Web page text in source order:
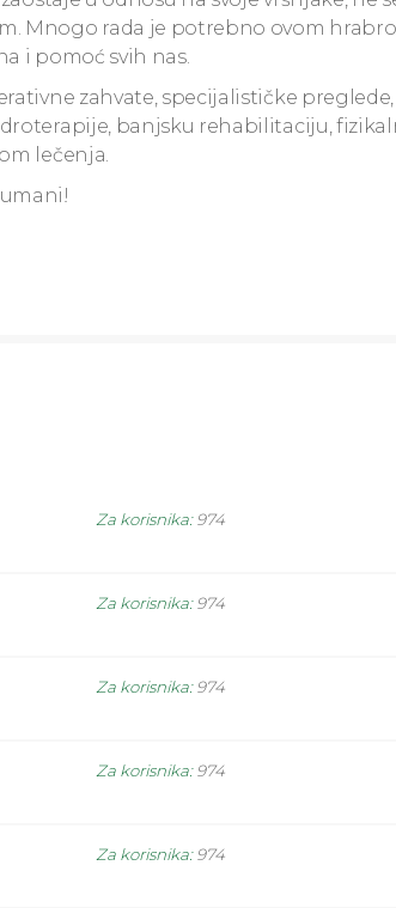
Mnogo rada je potrebno ovom
i pomoć svih nas.
zahvate, specijalističke
banjsku rehabilitaciju,
lečenja.
Za korisnika: 974
Za korisnika: 974
Za korisnika: 974
Za korisnika: 974
Za korisnika: 974